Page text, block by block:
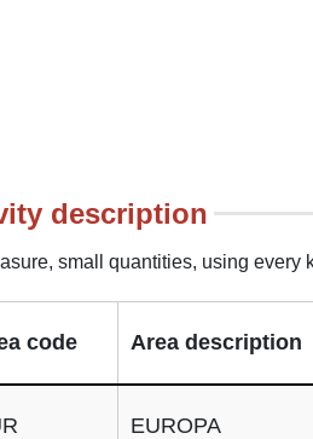
description
small quantities, using every
code Area description
EUROPA